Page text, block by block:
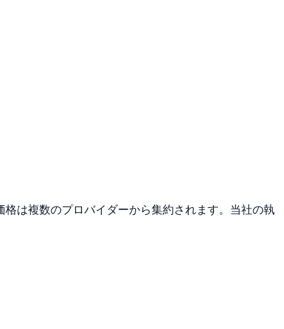
は複数のプロバイダーから集約されます。当社の執